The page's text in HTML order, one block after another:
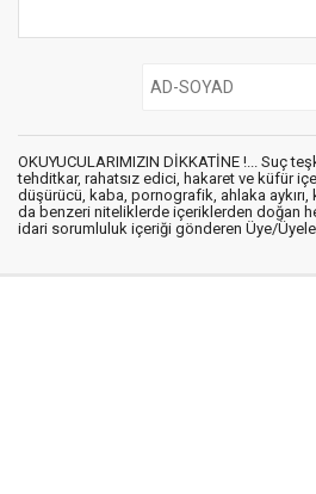
OKUYUCULARIMIZIN DİKKATİNE !... Suç
tehditkar, rahatsız edici, hakaret ve küfür
düşürücü, kaba, pornografik, ahlaka aykırı,
da benzeri niteliklerde içeriklerden doğan
idari sorumluluk içeriği gönderen Üye/